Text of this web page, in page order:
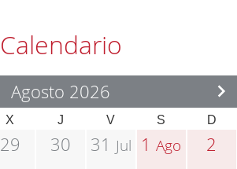
Calendario
Agosto 2026
X J V S D
29 30 31 Jul 1Ago 2